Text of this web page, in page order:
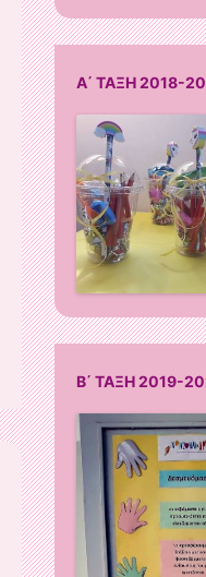
Α΄ ΤΑΞΗ 2018-
Β΄ ΤΑΞΗ 2019-